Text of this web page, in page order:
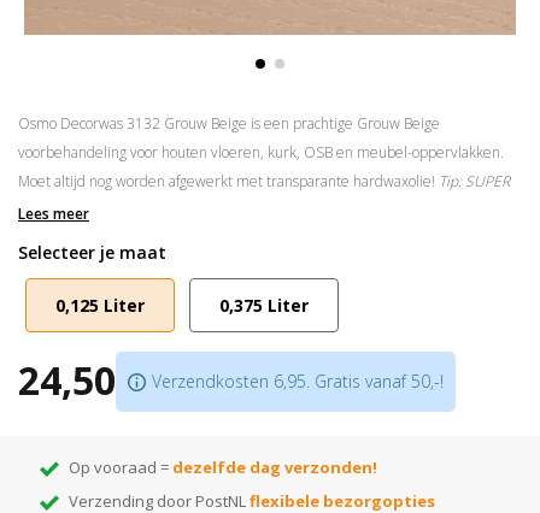
Osmo Decorwas 3132 Grouw Beige is een prachtige Grouw Beige
voorbehandeling voor houten vloeren, kurk, OSB en meubel-oppervlakken.
Moet altijd nog worden afgewerkt met transparante hardwaxolie! Tip: SUPER
voor een kinderkamer!
Verbruik: 20-25m2/L
Droogtijd: 12 tot 24 uur
Benodigd aantal lagen: 2 (laatste laag met 3032 of 3062), indien dekkend 2
lagen met decorwas en 1 laag met transparante 3032 of 3062
In maar liefst
Lees meer
Selecteer je maat
0,125 Liter 0,375 Liter
24,50 Verzendkosten 6,95. Gratis vanaf 50,-!
Op vooraad = dezelfde dag verzonden!
Verzending door PostNLflexibele bezorgopties